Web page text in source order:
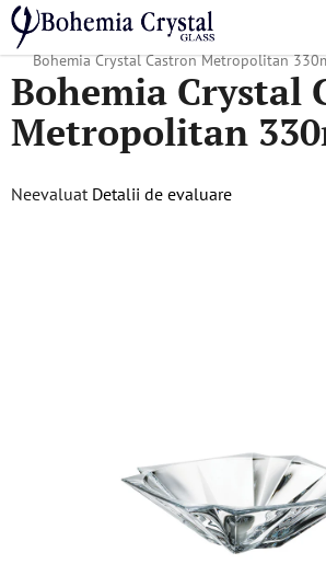
Treci
conținut
Acasă
/ Colecții populare / Cadouri de Crăciun
Bohemia Crystal Castron Metropolitan
Bohemia Crystal
Metropolitan
Evaluarea
Neevaluat Detalii de evaluare